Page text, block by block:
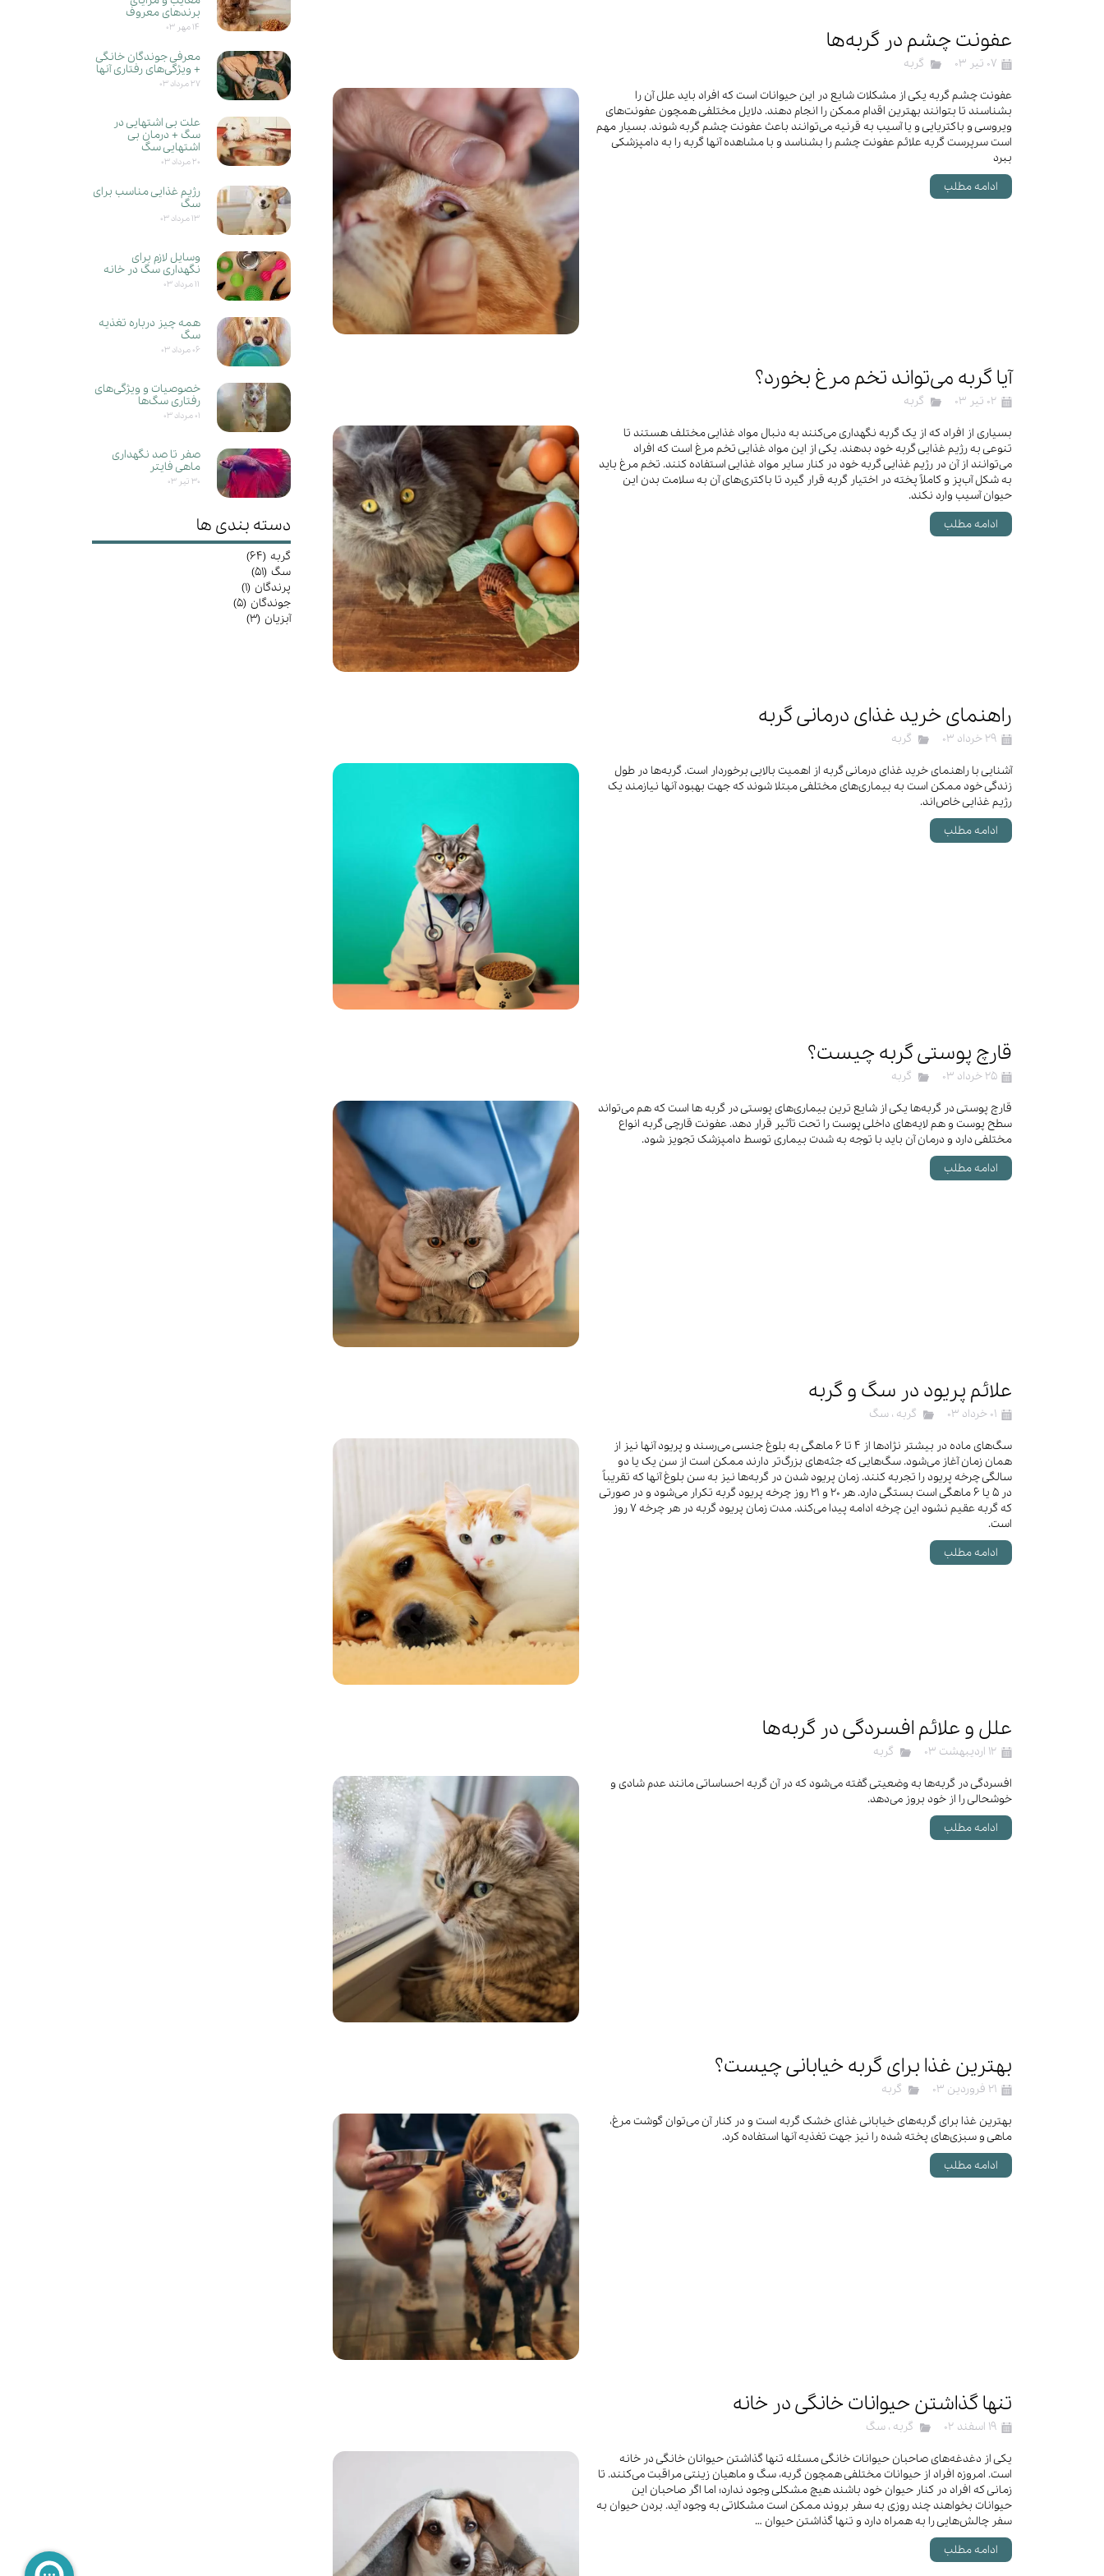
عفونت چشم در گربه‌ها
۰۷ تیر ۰۳ گربه
عفونت چشم گربه یکی از مشکلات شایع در این حیوانات است که افراد باید علل آن را
بشناسند تا بتوانند بهترین اقدام ممکن را انجام دهند. دلایل مختلفی همچون عفونت‌های
ویروسی و باکتریایی و یا آسیب به قرنیه می‌توانند باعث عفونت چشم گربه شوند. بسیار مهم
است سرپرست گربه علائم عفونت چشم را بشناسد و با مشاهده آنها گربه را به دامپزشکی
ببرد
ادامه مطلب
آیا گربه می‌تواند تخم مرغ بخورد؟
۰۲ تیر ۰۳ گربه
بسیاری از افراد که از یک گربه نگهداری می‌کنند به دنبال مواد غذایی مختلف هستند تا
تنوعی به رژیم غذایی گربه خود بدهند. یکی از این مواد غذایی تخم مرغ است که افراد
می‌توانند از آن در رژیم غذایی گربه خود در کنار سایر مواد غذایی استفاده کنند. تخم مرغ باید
به شکل آب‌پز و کاملاً پخته در اختیار گربه قرار گیرد تا باکتری‌های آن به سلامت بدن این
حیوان آسیب وارد نکند.
ادامه مطلب
راهنمای خرید غذای درمانی گربه
۲۹ خرداد ۰۳ گربه
آشنایی با راهنمای خرید غذای درمانی گربه از اهمیت بالایی برخوردار است. گربه‌ها در طول
زندگی خود ممکن است به بیماری‌های مختلفی مبتلا شوند که جهت بهبود آنها نیازمند یک
رژیم غذایی خاص‌اند.
ادامه مطلب
قارچ پوستی گربه چیست؟
۲۵ خرداد ۰۳ گربه
قارچ پوستی در گربه‌ها یکی از شایع ترین بیماری‌های پوستی در گربه ها است که هم می‌تواند
سطح پوست و هم لایه‌های داخلی پوست را تحت تأثیر قرار دهد. عفونت قارچی گربه انواع
مختلفی دارد و درمان آن باید با توجه به شدت بیماری توسط دامپزشک تجویز شود.
ادامه مطلب
علائم پریود در سگ و گربه
۰۱ خرداد ۰۳ گربه ، سگ
سگ‌های ماده در بیشتر نژادها از ۴ تا ۶ ماهگی به بلوغ جنسی می‌رسند و پریود آنها نیز از
همان زمان آغاز می‌شود. سگ‌هایی که جثه‌های بزرگ‌تر دارند ممکن است از سن یک یا دو
سالگی چرخه پریود را تجربه کنند. زمان پریود شدن در گربه‌ها نیز به سن بلوغ آنها که تقریباً
در ۵ یا ۶ ماهگی است بستگی دارد. هر ۲۰ و ۲۱ روز چرخه پریود گربه تکرار می‌شود و در صورتی
که گربه عقیم نشود این چرخه ادامه پیدا می‌کند. مدت زمان پریود گربه در هر چرخه ۷ روز
است.
ادامه مطلب
علل و علائم افسردگی در گربه‌ها
۱۲ اردیبهشت ۰۳ گربه
افسردگی در گربه‌ها به وضعیتی گفته می‌شود که در آن گربه احساساتی مانند عدم شادی و
خوشحالی را از خود بروز می‌دهد.
ادامه مطلب
بهترین غذا برای گربه خیابانی چیست؟
۲۱ فروردین ۰۳ گربه
بهترین غذا برای گربه‌های خیابانی غذای خشک گربه است و در کنار آن می‌توان گوشت مرغ،
ماهی و سبزی‌های پخته شده را نیز جهت تغذیه آنها استفاده کرد.
ادامه مطلب
تنها گذاشتن حیوانات خانگی در خانه
۱۹ اسفند ۰۲ گربه ، سگ
یکی از دغدغه‌های صاحبان حیوانات خانگی مسئله تنها گذاشتن حیوانان خانگی در خانه
است. امروزه افراد از حیوانات مختلفی همچون گربه، سگ و ماهیان زینتی مراقبت می‌کنند. تا
زمانی که افراد در کنار حیوان خود باشند هیچ مشکلی وجود ندارد؛ اما اگر صاحبان این
حیوانات بخواهند چند روزی به سفر بروند ممکن است مشکلاتی به وجود آید. بردن حیوان به
سفر چالش‌هایی را به همراه دارد و تنها گذاشتن حیوان …
ادامه مطلب
برندهای معروف
۱۴ مهر ۰۳
معرفی جوندگان خانگی
+ ویژگی‌های رفتاری آنها
۲۷ مرداد ۰۳
علت بی اشتهایی در
سگ + درمان بی
اشتهایی سگ
۲۰ مرداد ۰۳
رژیم غذایی مناسب برای
سگ
۱۳ مرداد ۰۳
وسایل لازم برای
نگهداری سگ در خانه
۱۱ مرداد ۰۳
همه چیز درباره تغذیه
سگ
۰۶ مرداد ۰۳
خصوصیات و ویژگی‌های
رفتاری سگ‌ها
۰۱ مرداد ۰۳
صفر تا صد نگهداری
ماهی فایتر
۳۰ تیر ۰۳
دسته بندی ها
گربه (۶۴)
سگ (۵۱)
پرندگان (۱)
جوندگان (۵)
آبزیان (۳)